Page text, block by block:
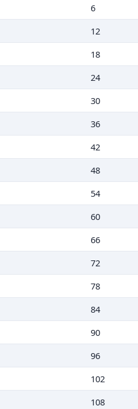
6
12
18
24
30
36
42
48
54
60
66
72
78
84
90
96
102
108